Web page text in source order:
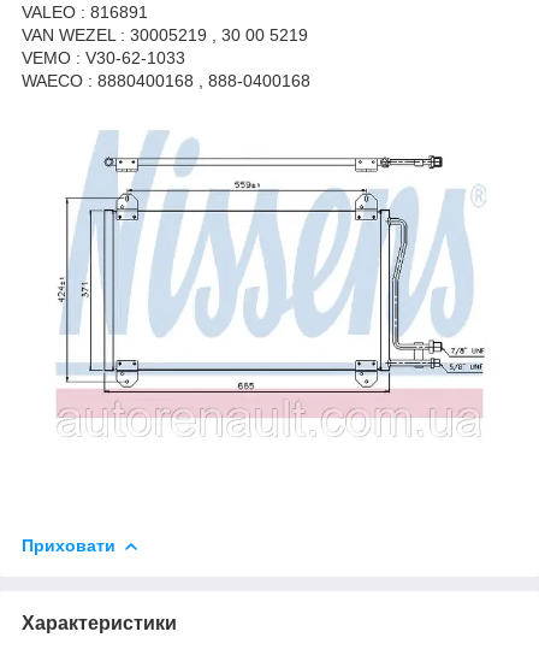
VALEO : 816891
VAN WEZEL : 30005219 , 30 00 5219
VEMO : V30-62-1033
WAECO : 8880400168 , 888-0400168
Приховати
Характеристики